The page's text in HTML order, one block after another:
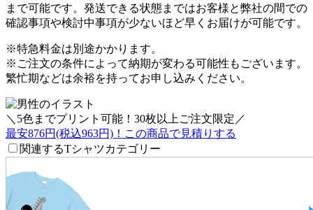
まで可能です。発送できる状態まではお客様と弊社の間での
確認事項や検討中事項が少ないほど早くお届けが可能です。
※特急料金は別途かかります。
※ご注文の条件によって納期が変わる可能性もございます。
繁忙期などは余裕を持ってお申し込みください。
＼5色までプリント可能！30枚以上ご注文限定／
最安876円(税込963円)！ この商品で見積りする
関連するTシャツカテゴリー